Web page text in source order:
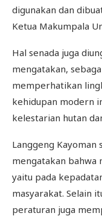
digunakan dan
Ketua Makumpala
Hal senada juga
mengatakan,
memperhatikan
kehidupan modern
kelestarian hutan
Langgeng Kayoman
mengatakan bahwa
yaitu pada
masyarakat. Selain
peraturan juga